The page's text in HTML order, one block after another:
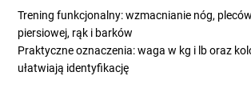
Trening funkcjonalny: wzmacnianie nóg,
piersiowej, rąk i barków
Praktyczne oznaczenia: waga w kg i lb oraz
ułatwiają identyfikację